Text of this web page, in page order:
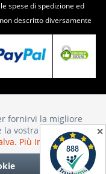
✕
spese di spedizione ed
descritto diversamente
Attivo
Inattivo
fornirvi la migliore
vostra scelta sull'uso
Più Informazioni